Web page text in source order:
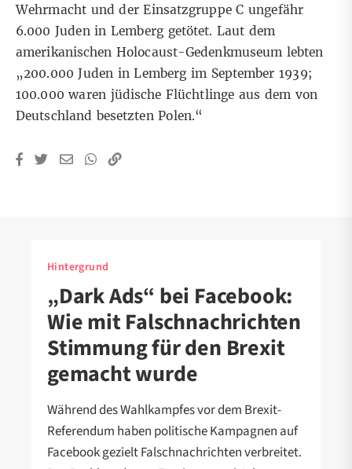
Wehrmacht und der Einsatzgruppe C ungefähr
6.000 Juden in Lemberg getötet. Laut dem
amerikanischen Holocaust-Gedenkmuseum lebten
„200.000 Juden in Lemberg im September 1939;
100.000 waren jüdische Flüchtlinge aus dem von
Deutschland besetzten Polen.“
Hintergrund
„Dark Ads“ bei Facebook:
Wie mit Falschnachrichten
Stimmung für den Brexit
gemacht wurde
Während des Wahlkampfes vor dem Brexit-
Referendum haben politische Kampagnen auf
Facebook gezielt Falschnachrichten verbreitet.